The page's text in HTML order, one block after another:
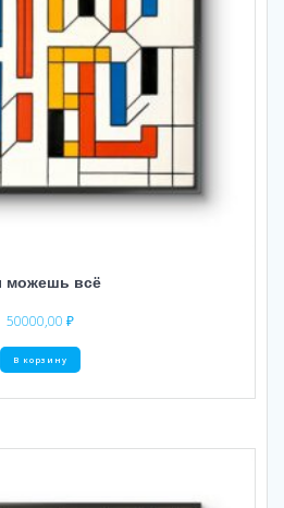
можешь всё
50000,00 ₽
В корзину